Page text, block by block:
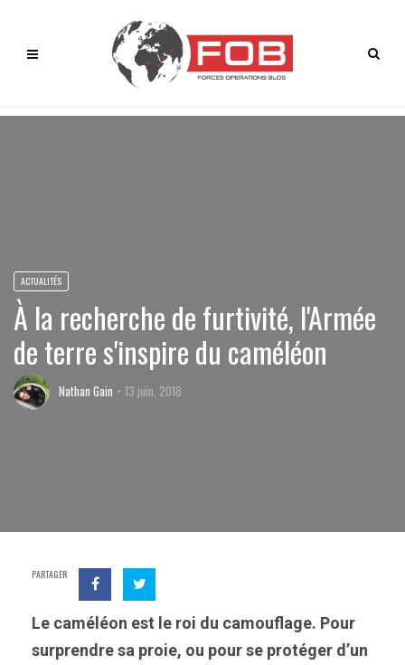
ACTUALITÉS
À la recherche de furtivité, l'Armée
de terre s'inspire du caméléon
Nathan Gain 13 juin, 2018
PARTAGER
Le caméléon est le roi du camouflage. Pour
surprendre sa proie, ou pour se protéger d’un